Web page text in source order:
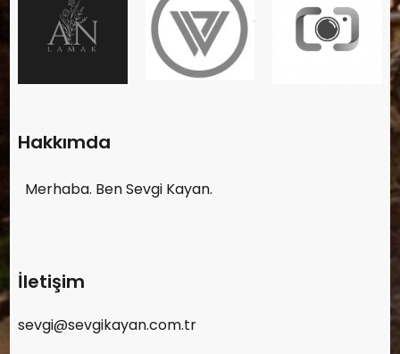
Hakkımda
Merhaba. Ben Sevgi Kayan.
İletişim
sevgi@sevgikayan.com.tr